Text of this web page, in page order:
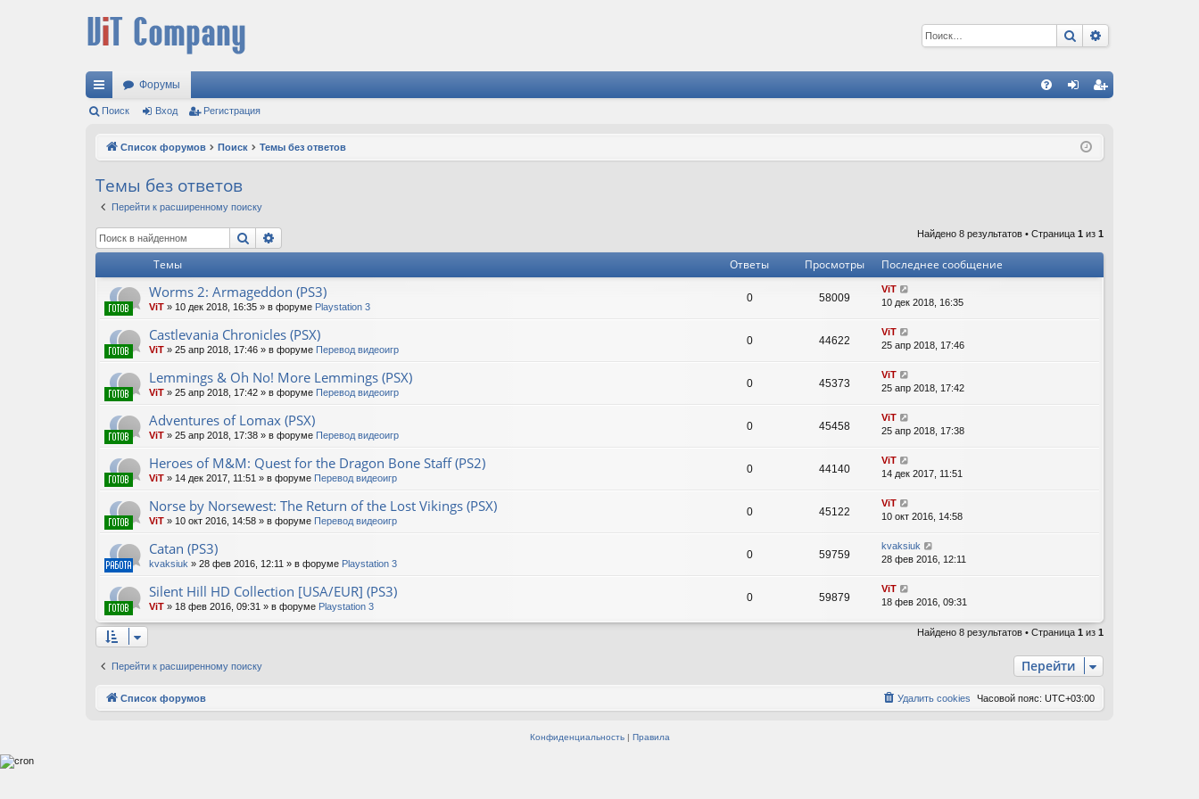
Поиск
с
Форумы
ис
Поиск Вход Регистрация
Список форумов Поиск Темы без ответов
Темы без ответов
Перейти к расширенному поиску
Поиск Найдено 8 результатов • Страница 1 из 1
Темы Ответы Просмотры Последнее сообщение
Worms 2: Armageddon (PS3)
ViT » 10 дек 2018, 16:35 » в форуме Playstation 3
0 58009
ViT
10 дек 2018, 16:35
Castlevania Chronicles (PSX)
ViT » 25 апр 2018, 17:46 » в форуме Перевод видеоигр
0 44622
ViT
25 апр 2018, 17:46
Lemmings & Oh No! More Lemmings (PSX)
ViT » 25 апр 2018, 17:42 » в форуме Перевод видеоигр
0 45373
ViT
25 апр 2018, 17:42
Adventures of Lomax (PSX)
ViT » 25 апр 2018, 17:38 » в форуме Перевод видеоигр
0 45458
ViT
25 апр 2018, 17:38
Heroes of M&M: Quest for the Dragon Bone Staff (PS2)
ViT » 14 дек 2017, 11:51 » в форуме Перевод видеоигр
0 44140
ViT
14 дек 2017, 11:51
Norse by Norsewest: The Return of the Lost Vikings (PSX)
ViT » 10 окт 2016, 14:58 » в форуме Перевод видеоигр
0 45122
ViT
10 окт 2016, 14:58
Catan (PS3)
kvaksiuk » 28 фев 2016, 12:11 » в форуме Playstation 3
0 59759
kvaksiuk
28 фев 2016, 12:11
Silent Hill HD Collection [USA/EUR] (PS3)
ViT » 18 фев 2016, 09:31 » в форуме Playstation 3
0 59879
ViT
18 фев 2016, 09:31
Найдено 8 результатов • Страница 1 из 1
Перейти к расширенному поиску Перейти
Список форумов Часовой пояс: UTC+03:00
Удалить cookies
Конфиденциальность| Правила